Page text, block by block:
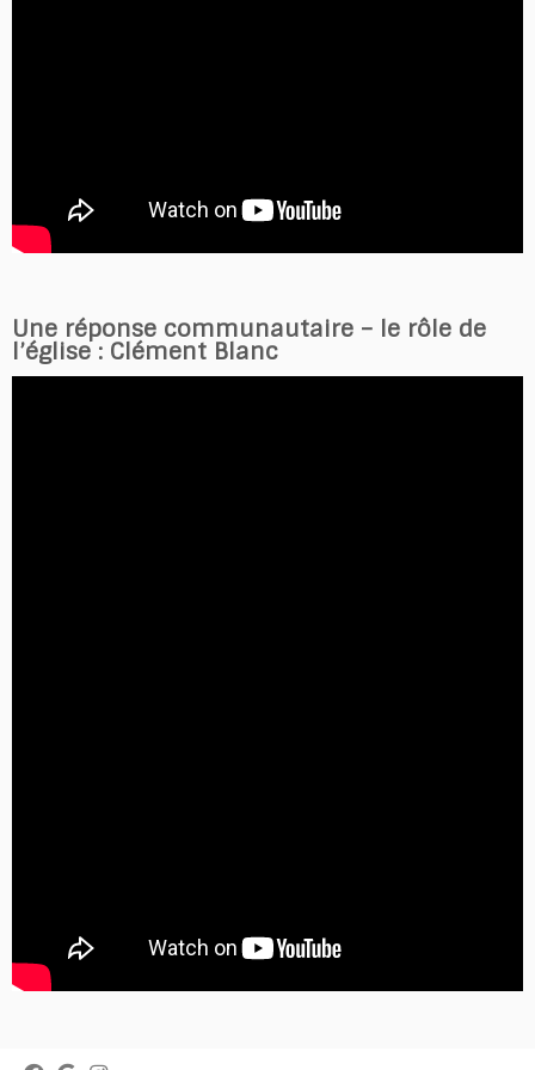
Une réponse communautaire – le rôle de
l’église : Clément Blanc